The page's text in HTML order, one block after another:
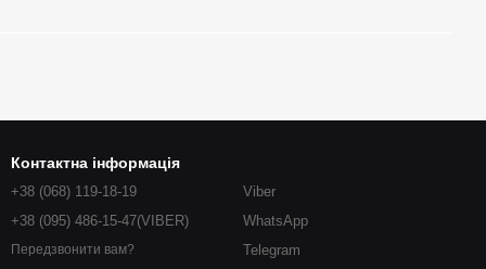
Контактна інформація
+38 (068) 119-18-19
+38 (095) 486-15-47(VIBER)
Передзвонити вам?
Viber
WhatsApp
Telegram